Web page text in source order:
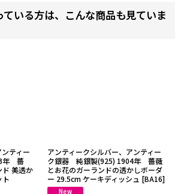
ている方は、こんな商品も見ていま
ティー
年 薔
ド 美透か
アンティークシルバー、アンティー
ク銀器 純銀製(925) 1904年 薔薇
とお花のガーランドの透かしボーダ
ー 29.5cm ケーキディッシュ [BA16]